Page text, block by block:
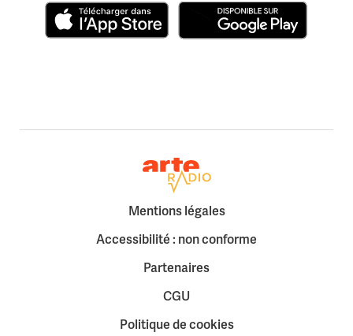
Retour à la page d'accueil
Mentions légales
Accessibilité : non conforme
Partenaires
CGU
Politique de cookies